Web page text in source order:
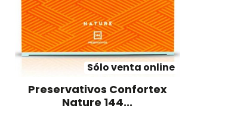
Sólo venta online
Preservativos Confortex
Nature 144...